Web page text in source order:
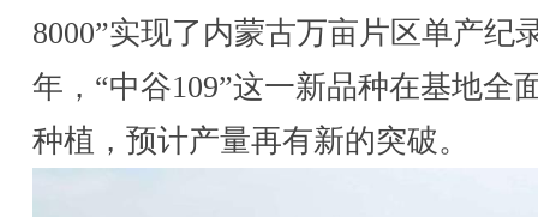
8000”实现了内蒙古万亩片区单产纪
年，“中谷109”这一新品种在基地全
种植，预计产量再有新的突破。